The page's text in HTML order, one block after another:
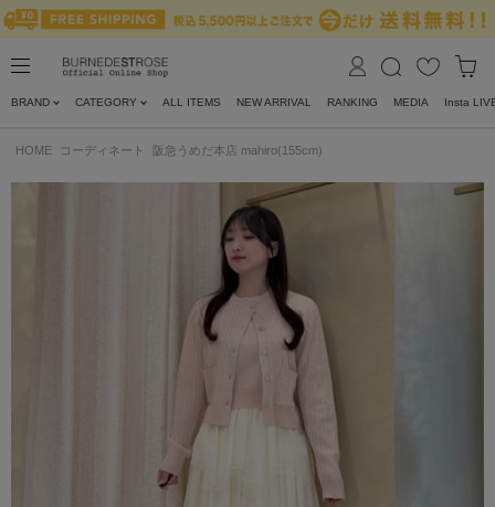
BRAND CATEGORY ALL ITEMS NEW ARRIVAL RANKING MEDIA Insta
HOME コーディネート 阪急うめだ本店 mahiro(155cm)